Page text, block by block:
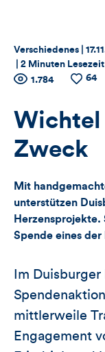
Thema:
Verschiedenes |
2 Minuten Lesezeit
Zähler
für
Views,
und
Artikels
Anzahl
1.784
Anzahl
64
Wichtel
Zweck
Mit
unterstützen
Herzensprojekte.
Spende eines
Im
mittlerweile
Engagement